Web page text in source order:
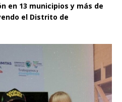
en 13 municipios y más de
el Distrito de